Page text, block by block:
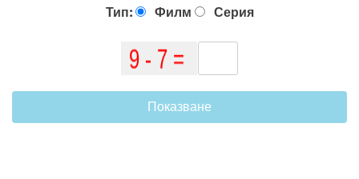
Тип: Филм Серия
Показване